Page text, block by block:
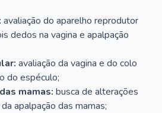
avaliação do aparelho reprodutor
dedos na vagina e apalpação
avaliação da vagina e do colo
do espéculo;
mamas: busca de alterações
apalpação das mamas;